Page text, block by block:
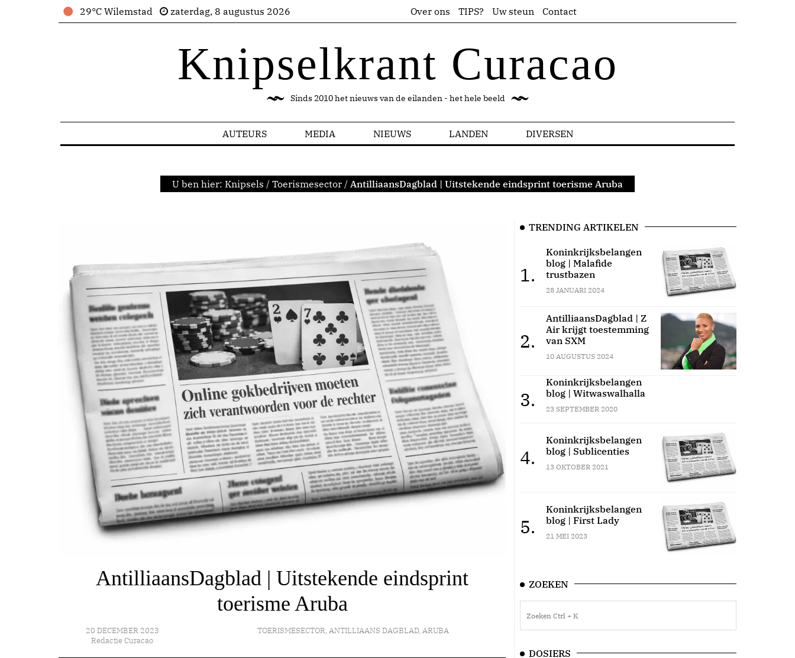
29°C Wilemstad zaterdag, 8 augustus 2026 Over ons TIPS? Uw steun Contact
Knipselkrant Curacao
Sinds 2010 het nieuws van de eilanden - het hele beeld
AUTEURS MEDIA NIEUWS LANDEN DIVERSEN
U ben hier: Knipsels / Toerismesector / AntilliaansDagblad | Uitstekende eindsprint toerisme Aruba
AntilliaansDagblad | Uitstekende eindsprint
toerisme Aruba
20 DECEMBER 2023
Redactie Curacao
TOERISMESECTOR, ANTILLIAANS DAGBLAD, ARUBA
TRENDING ARTIKELEN
1.
Koninkrijksbelangen
blog | Malafide
trustbazen
28 JANUARI 2024
2.
AntilliaansDagblad | Z
Air krijgt toestemming
van SXM
10 AUGUSTUS 2024
3.
Koninkrijksbelangen
blog | Witwaswalhalla
23 SEPTEMBER 2020
4.
Koninkrijksbelangen
blog | Sublicenties
13 OKTOBER 2021
5.
Koninkrijksbelangen
blog | First Lady
21 MEI 2023
ZOEKEN
DOSIERS